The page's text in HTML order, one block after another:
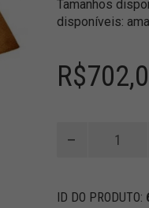
Tamanhos
disponíveis:
R$
Chapeuzinho
–
ID DO PRODUTO: